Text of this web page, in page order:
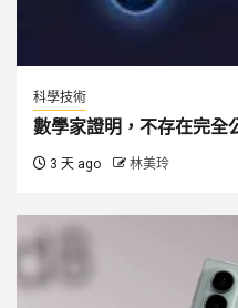
科學技術
數學家證明，不存在完全
3 天 ago 林美玲